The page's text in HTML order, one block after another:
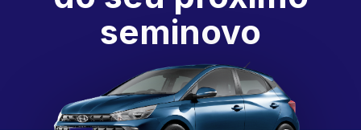
seminovo